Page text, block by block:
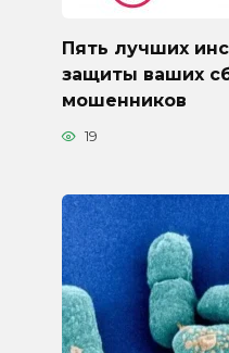
Пять лучших
защиты ваших
мошенников
19